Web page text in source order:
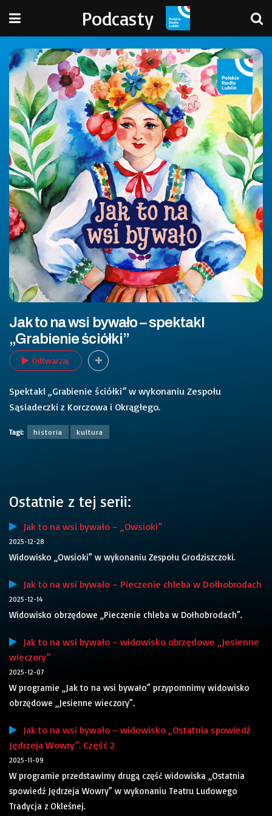
Podcasty
Jak to na wsi bywało – spektakl
„Grabienie ściółki”
Odtwarzaj
Spektakl „Grabienie ściółki” w wykonaniu Zespołu
Sąsiadeczki z Korczowa i Okrągłego.
Tagi: historia kultura
Ostatnie z tej serii:
Jak to na wsi bywało – „Owsioki”
2025-12-28
Widowisko „Owsioki” w wykonaniu Zespołu Grodziszczoki.
Jak to na wsi bywało – Pieczenie chleba w Dołhobrodach
2025-12-14
Widowisko obrzędowe „Pieczenie chleba w Dołhobrodach”.
Jak to na wsi bywało – widowisko obrzędowe „Jesienne
wieczory”
2025-12-07
W programie „Jak to na wsi bywało” przypomnimy widowisko
obrzędowe „Jesienne wieczory”.
Jak to na wsi bywało – widowisko „Ostatnia spowiedź
Jędrzeja Wowry”. Część 2
2025-11-09
W programie przedstawimy drugą część widowiska „Ostatnia
spowiedź Jędrzeja Wowry” w wykonaniu Teatru Ludowego
Tradycja z Okleśnej.